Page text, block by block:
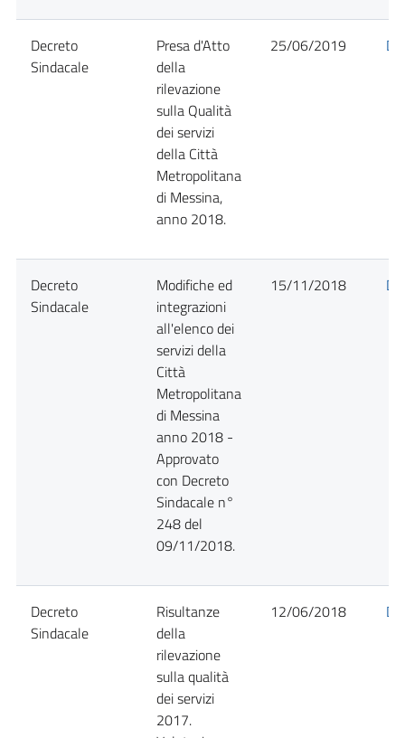
Decreto
Sindacale
Presa d'Atto
della
rilevazione
sulla Qualità
dei servizi
della Città
Metropolitana
di Messina,
anno 2018.
25/06/2019
Decreto
Sindacale
Modifiche ed
integrazioni
all'elenco dei
servizi della
Città
Metropolitana
di Messina
anno 2018 -
Approvato
con Decreto
Sindacale n°
248 del
09/11/2018.
15/11/2018
Decreto
Sindacale
Risultanze
della
rilevazione
sulla qualità
dei servizi
2017.
12/06/2018